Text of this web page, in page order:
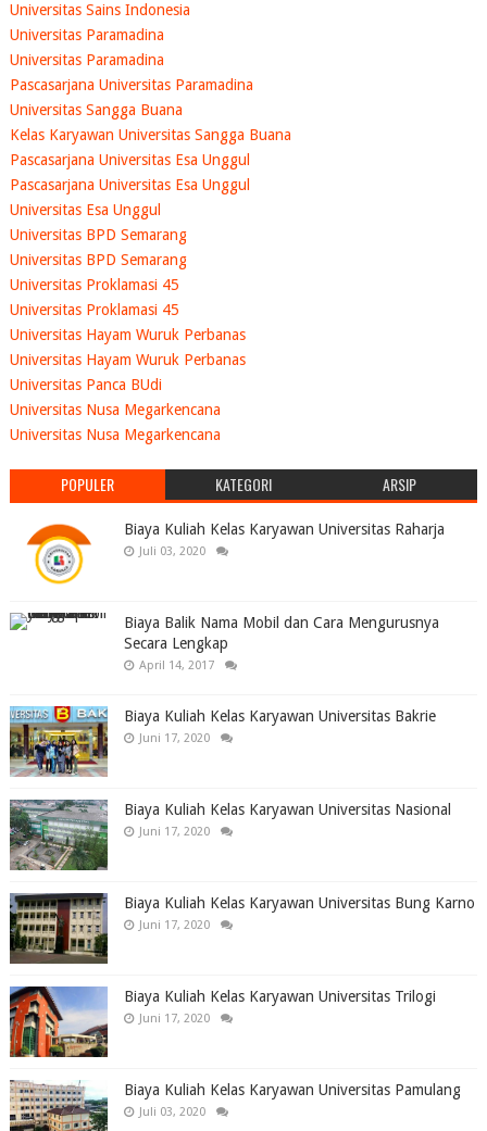
Universitas Sains Indonesia
Universitas Paramadina
Universitas Paramadina
Pascasarjana Universitas Paramadina
Universitas Sangga Buana
Kelas Karyawan Universitas Sangga Buana
Pascasarjana Universitas Esa Unggul
Pascasarjana Universitas Esa Unggul
Universitas Esa Unggul
Universitas BPD Semarang
Universitas BPD Semarang
Universitas Proklamasi 45
Universitas Proklamasi 45
Universitas Hayam Wuruk Perbanas
Universitas Hayam Wuruk Perbanas
Universitas Panca BUdi
Universitas Nusa Megarkencana
Universitas Nusa Megarkencana
POPULER KATEGORI ARSIP
Biaya Kuliah Kelas Karyawan Universitas Raharja
Juli 03, 2020
Biaya Balik Nama Mobil dan Cara Mengurusnya
Secara Lengkap
April 14, 2017
Biaya Kuliah Kelas Karyawan Universitas Bakrie
Juni 17, 2020
Biaya Kuliah Kelas Karyawan Universitas Nasional
Juni 17, 2020
Biaya Kuliah Kelas Karyawan Universitas Bung Karno
Juni 17, 2020
Biaya Kuliah Kelas Karyawan Universitas Trilogi
Juni 17, 2020
Biaya Kuliah Kelas Karyawan Universitas Pamulang
Juli 03, 2020